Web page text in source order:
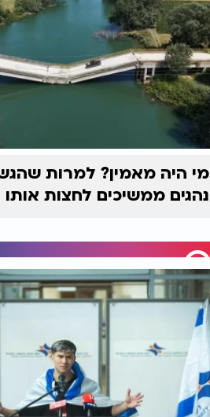
מי היה מאמין? למרות
נהגים ממשיכים לחצות אותו